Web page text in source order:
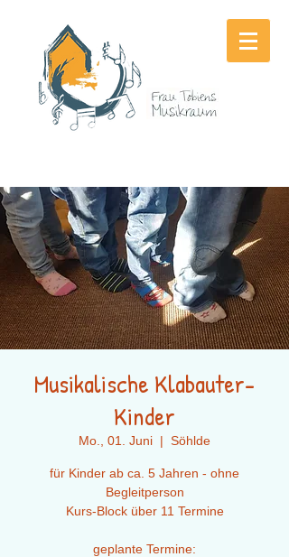
Musikalische Klabauter-
Kinder
Mo., 01. Juni
  |
Söhlde
für Kinder ab ca. 5 Jahren - ohne
Begleitperson
Kurs-Block über 11 Termine
geplante Termine: